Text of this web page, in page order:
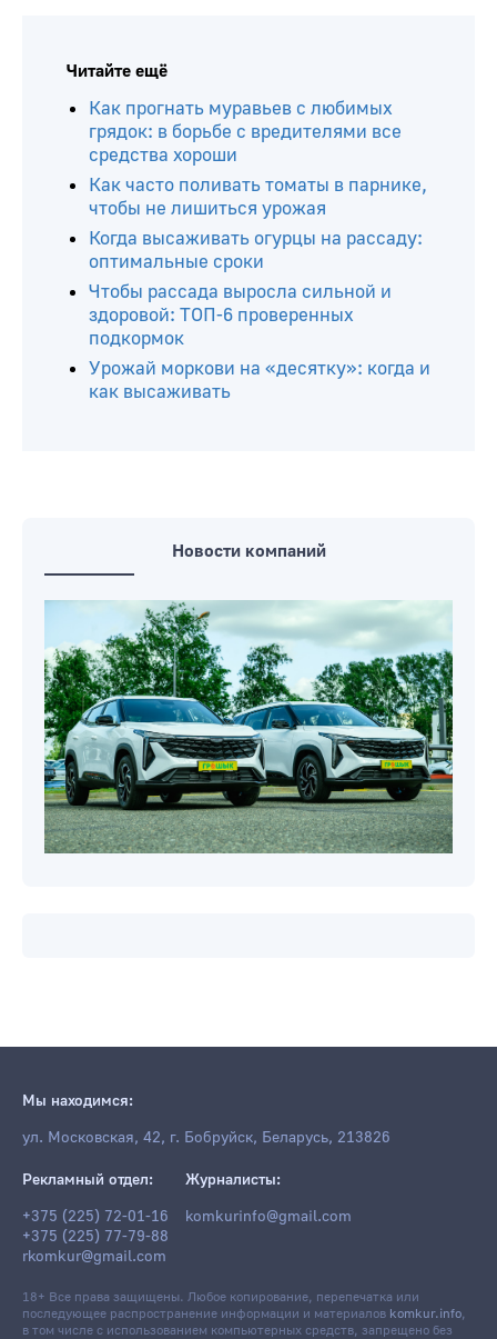
Читайте ещё
Как прогнать муравьев с любимых
грядок: в борьбе с вредителями все
средства хороши
Как часто поливать томаты в парнике,
чтобы не лишиться урожая
Когда высаживать огурцы на рассаду:
как высаживать
Новости компаний
Мы находимся:
ул. Московская, 42, г. Бобруйск, Беларусь, 213826
Рекламный отдел: Журналисты: